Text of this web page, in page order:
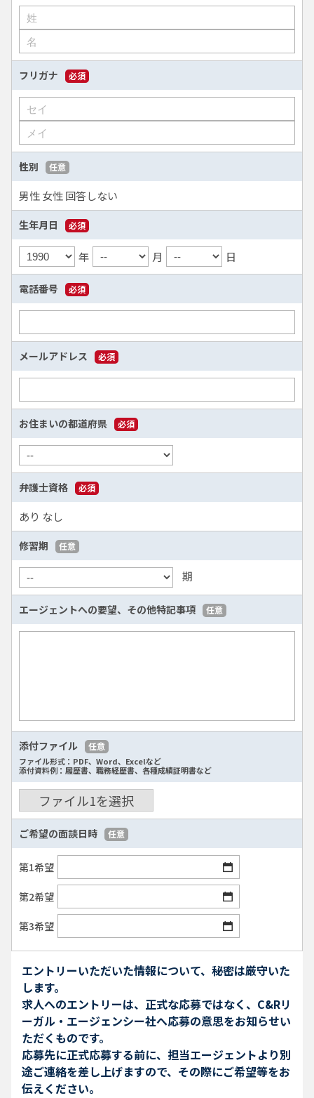
フリガナ 必須
性別 任意
男性女性回答しない
生年月日 必須
年 月 日
電話番号 必須
メールアドレス 必須
お住まいの都道府県 必須
弁護士資格 必須
あり なし
修習期 任意
期
エージェントへの要望、 その他特記事項 任意
添付ファイル 任意
ファイル形式：PDF、Word、Excelなど
添付資料例：履歴書、職務経歴書、各種成績証明書など
ファイル1を選択
ご希望の面談日時 任意
第1希望
第2希望
第3希望
エントリーいただいた情報について、秘密は厳守いた
します。
求人へのエントリーは、正式な応募ではなく、C&Rリ
ーガル・エージェンシー社へ応募の意思をお知らせい
ただくものです。
応募先に正式応募する前に、担当エージェントより別
途ご連絡を差し上げますので、その際にご希望等をお
伝えください。